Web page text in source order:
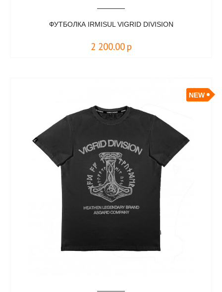
ФУТБОЛКА IRMISUL VIGRID DIVISION
2 200.00 р
NEW